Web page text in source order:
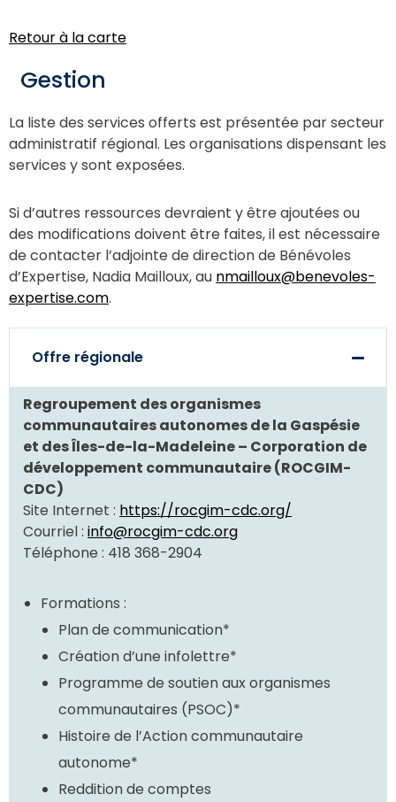
Retour à la carte
Gestion
La liste des services offerts est présentée par secteur
administratif régional. Les organisations dispensant les
services y sont exposées.
Si d’autres ressources devraient y être ajoutées ou
des modifications doivent être faites, il est nécessaire
de contacter l’adjointe de direction de Bénévoles
d’Expertise, Nadia Mailloux, au nmailloux@benevoles-
expertise.com.
Offre régionale
Regroupement des organismes
communautaires autonomes de la Gaspésie
et des Îles-de-la-Madeleine – Corporation de
développement communautaire (ROCGIM-
CDC)
Site Internet : https://rocgim-cdc.org/
Courriel : info@rocgim-cdc.org
Téléphone : 418 368-2904
Formations :
Plan de communication*
Création d’une infolettre*
Programme de soutien aux organismes
communautaires (PSOC)*
Histoire de l’Action communautaire
autonome*
Reddition de comptes